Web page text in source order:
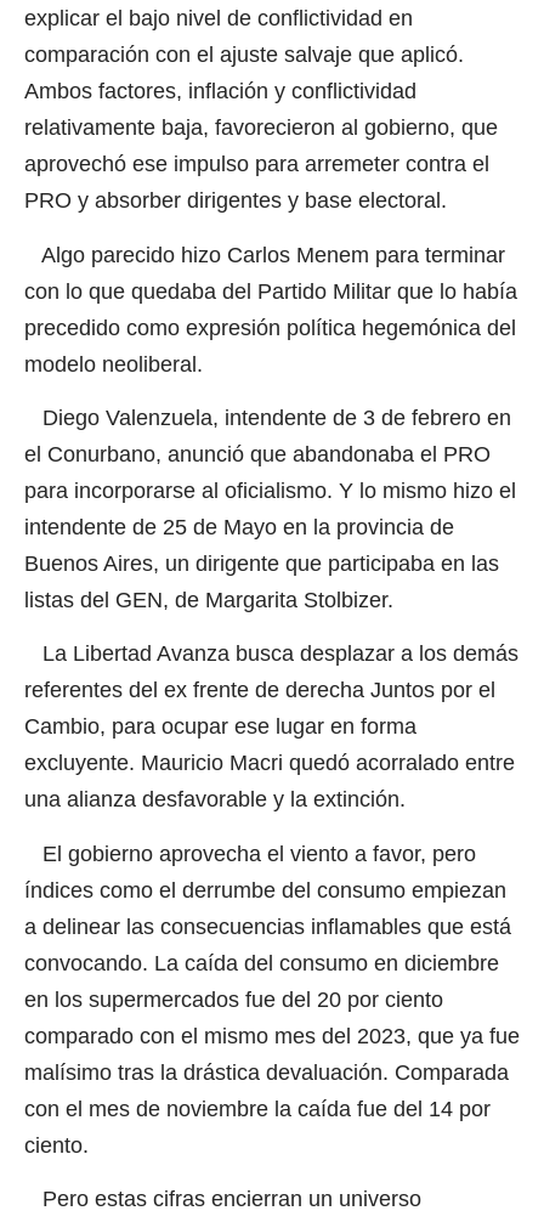
explicar el bajo nivel de conflictividad en
comparación con el ajuste salvaje que aplicó.
Ambos factores, inflación y conflictividad
relativamente baja, favorecieron al gobierno, que
aprovechó ese impulso para arremeter contra el
PRO y absorber dirigentes y base electoral.
Algo parecido hizo Carlos Menem para terminar
con lo que quedaba del Partido Militar que lo había
precedido como expresión política hegemónica del
modelo neoliberal.
Diego Valenzuela, intendente de 3 de febrero en
el Conurbano, anunció que abandonaba el PRO
para incorporarse al oficialismo. Y lo mismo hizo el
intendente de 25 de Mayo en la provincia de
Buenos Aires, un dirigente que participaba en las
listas del GEN, de Margarita Stolbizer.
La Libertad Avanza busca desplazar a los demás
referentes del ex frente de derecha Juntos por el
Cambio, para ocupar ese lugar en forma
excluyente. Mauricio Macri quedó acorralado entre
una alianza desfavorable y la extinción.
El gobierno aprovecha el viento a favor, pero
índices como el derrumbe del consumo empiezan
a delinear las consecuencias inflamables que está
convocando. La caída del consumo en diciembre
en los supermercados fue del 20 por ciento
comparado con el mismo mes del 2023, que ya fue
malísimo tras la drástica devaluación. Comparada
con el mes de noviembre la caída fue del 14 por
ciento.
Pero estas cifras encierran un universo